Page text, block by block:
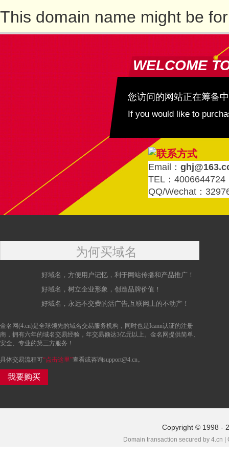
This domain name might be
WELCOME
您访问的网站正在筹备
If you would like to
Email：
TEL：4006644724
QQ/Wechat：
为何买域名
好域名，方便用户记忆，利于网站传播和产品推广！
好域名，树立企业形象，创造品牌价值！
好域名，永远不交费的活广告,互联网上的不动产！
金名网(4.cn)是全球领先的域名交易服务机构，同时也是Icann认证的注册
商，拥有六年的域名交易经验，年交易额达3亿元以上。金名网提供简单、
安全、专业的第三方服务！
具体交易流程可“点击这里”查看或咨询support@4.cn。
我要购买
Copyright © 1998 -
Domain transaction secured by 4.cn